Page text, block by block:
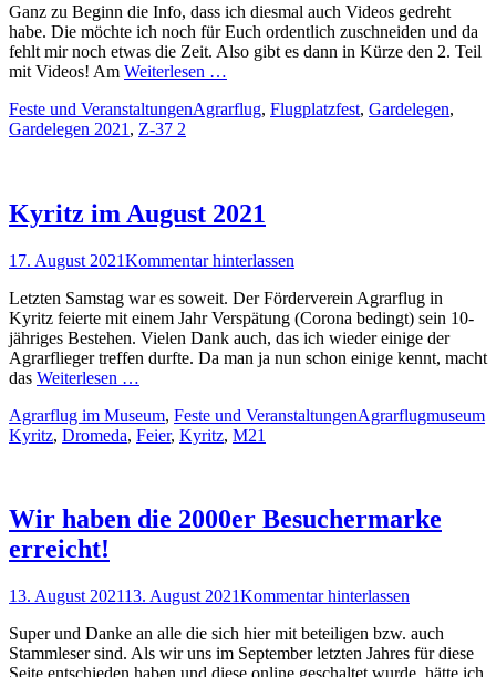
Ganz zu Beginn die Info, dass ich diesmal auch Videos gedreht
habe. Die möchte ich noch für Euch ordentlich zuschneiden und da
fehlt mir noch etwas die Zeit. Also gibt es dann in Kürze den 2. Teil
mit Videos! Am Weiterlesen …
Kategorien
Feste und VeranstaltungenSchlagworte
Agrarflug, Flugplatzfest, Gardelegen,
Gardelegen 2021 , Z-37 2
Kyritz im August 2021
Posted
17. August 2021Kommentar hinterlassen
Letzten Samstag war es soweit. Der Förderverein Agrarflug in
Kyritz feierte mit einem Jahr Verspätung (Corona bedingt) sein 10-
jähriges Bestehen. Vielen Dank auch, das ich wieder einige der
Agrarflieger treffen durfte. Da man ja nun schon einige kennt, macht
das Weiterlesen …
Kategorien
Agrarflug im Museum, Feste und VeranstaltungenSchlagworte
Agrarflugmuseum
Kyritz, Dromeda, Feier, Kyritz, M21
Wir haben die 2000er Besuchermarke
erreicht!
Posted
13. August 202113. August 2021Kommentar hinterlassen
Super und Danke an alle die sich hier mit beteiligen bzw. auch
Stammleser sind. Als wir uns im September letzten Jahres für diese